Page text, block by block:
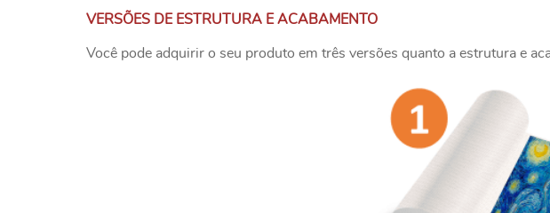
VERSÕES DE ESTRUTURA E ACABAMENTO
Você pode adquirir o seu produto em três versões quanto a estrutura e